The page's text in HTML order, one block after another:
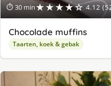
⏱ 30 min★★★★☆ 4.12
Chocolade muffins
Taarten, koek & gebak